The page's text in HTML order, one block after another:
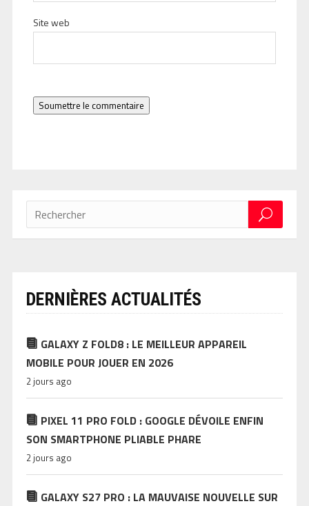
Site web
Soumettre le commentaire
DERNIÈRES ACTUALITÉS
GALAXY Z FOLD8 : LE MEILLEUR APPAREIL
MOBILE POUR JOUER EN 2026
2 jours ago
PIXEL 11 PRO FOLD : GOOGLE DÉVOILE ENFIN
SON SMARTPHONE PLIABLE PHARE
2 jours ago
GALAXY S27 PRO : LA MAUVAISE NOUVELLE SUR